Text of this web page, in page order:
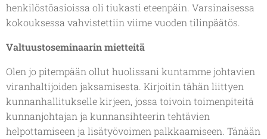
henkilöstöasioissa oli tiukasti eteenpäin. Varsinaisessa
kokouksessa vahvistettiin viime vuoden tilinpäätös.
Valtuustoseminaarin mietteitä
Olen jo pitempään ollut huolissani kuntamme johtavien
viranhaltijoiden jaksamisesta. Kirjoitin tähän liittyen
kunnanhallitukselle kirjeen, jossa toivoin toimenpiteitä
kunnanjohtajan ja kunnansihteerin tehtävien
helpottamiseen ja lisätyövoimen palkkaamiseen. Tänään